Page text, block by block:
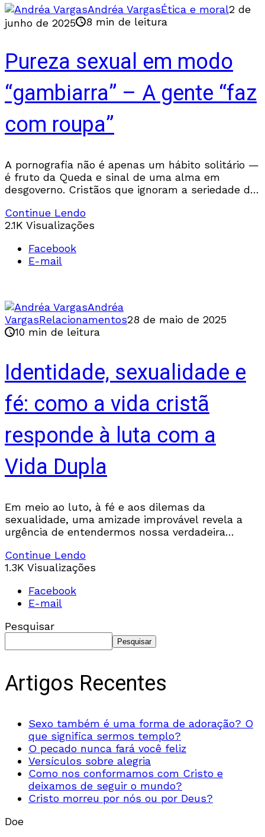
Andréa VargasÉtica e moral2 de
junho de 2025
8 min de leitura
Pureza sexual em modo
“gambiarra” – A gente “faz
com roupa”
A pornografia não é apenas um hábito solitário —
é fruto da Queda e sinal de uma alma em
desgoverno. Cristãos que ignoram a seriedade do
exploração e afastamento de Deus.
Continue Lendo
2.1K Visualizações
Facebook
E-mail
Andréa
VargasRelacionamentos28 de maio de 2025
10 min de leitura
Identidade, sexualidade e
fé: como a vida cristã
responde à luta com a
Vida Dupla
Em meio ao luto, à fé e aos dilemas da
sexualidade, uma amizade improvável revela a
urgência de entendermos nossa verdadeira
contra a vida dupla pode encontrar resposta na
cruz.
Continue Lendo
1.3K Visualizações
Facebook
E-mail
Pesquisar
Pesquisar
Artigos Recentes
Sexo também é uma forma de adoração? O
que significa sermos templo?
O pecado nunca fará você feliz
Versículos sobre alegria
Como nos conformamos com Cristo e
deixamos de seguir o mundo?
Cristo morreu por nós ou por Deus?
Doe